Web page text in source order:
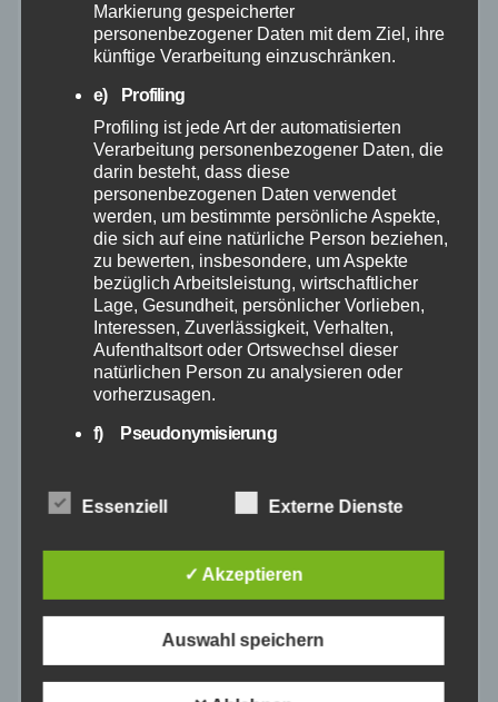
August 2025
Juni 2025
Mai 2025
April 2025
März 2025
Februar 2025
Januar 2025
Dezember 2024
November 2024
Oktober 2024
September 2024
Markierung gespeicherter
personenbezogener Daten mit dem Ziel, ihre
künftige Verarbeitung einzuschränken.
e) Profiling
Profiling ist jede Art der automatisierten
Verarbeitung personenbezogener Daten, die
darin besteht, dass diese
personenbezogenen Daten verwendet
werden, um bestimmte persönliche Aspekte,
die sich auf eine natürliche Person beziehen,
zu bewerten, insbesondere, um Aspekte
bezüglich Arbeitsleistung, wirtschaftlicher
Lage, Gesundheit, persönlicher Vorlieben,
Interessen, Zuverlässigkeit, Verhalten,
Aufenthaltsort oder Ortswechsel dieser
natürlichen Person zu analysieren oder
vorherzusagen.
f) Pseudonymisierung
auf welche die personenbezogenen Daten
Informationen nicht mehr einer spezifischen
betroffenen Person zugeordnet werden
können, sofern diese zusätzlichen
Informationen gesondert aufbewahrt werden
und technischen und organisatorischen
Maßnahmen unterliegen, die gewährleisten,
dass die personenbezogenen Daten nicht
Essenziell Externe Dienste
✓ Akzeptieren
Auswahl speichern